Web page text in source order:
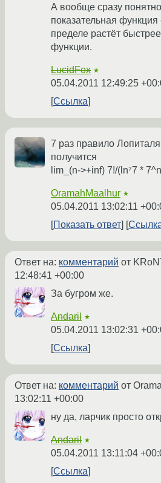
А вообще сразу
показательная
пределе растёт
функции.
LucidFox ★
05.04.2011 12:49:25
Ссылка
7 раз правило
получится
lim_(n->+inf) 7!/(ln⁷7 *
OramahMaalhur ★
05.04.2011 13:02:11
Показать ответ
Ответ на: комментарий от
12:48:41 +00:00
За бугром же.
Andaril ★
05.04.2011 13:02:31
Ссылка
Ответ на: комментарий от
13:02:11 +00:00
ну да, ларчик просто
Andaril ★
05.04.2011 13:11:04
Ссылка